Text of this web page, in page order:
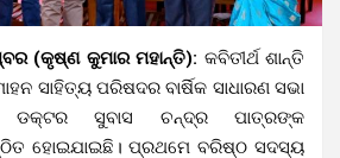
(କୃଷ୍ଣ କୁମାର ମହାନ୍ତି): କବିତୀର୍ଥ ଶାନ୍ତି
ସାହିତ୍ୟ ପରିଷଦର ବାର୍ଷିକ ସାଧାରଣ ସଭା
ଡକ୍ଟର ସୁବାସ ଚନ୍ଦ୍ର ପାତ୍ରଙ୍କ
ହୋଇଯାଇଛି। ପ୍ରଥମେ ବରିଷ୍ଠ ସଦସ୍ୟ